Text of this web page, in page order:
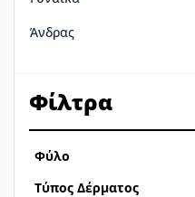
Άνδρας
Φίλτρα
Φύλο
Τύπος Δέρματος